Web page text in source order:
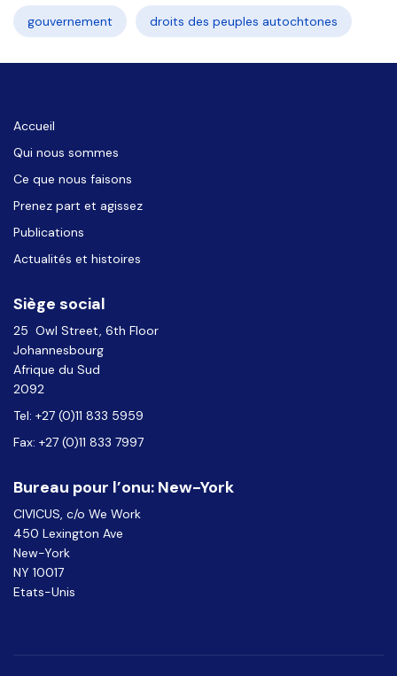
gouvernement droits des peuples autochtones
Accueil
Qui nous sommes
Ce que nous faisons
Prenez part et agissez
Publications
Actualités et histoires
Siège social
25 Owl Street, 6th Floor
Johannesbourg
Afrique du Sud
2092
Tel: +27 (0)11 833 5959
Fax: +27 (0)11 833 7997
Bureau pour l’onu: New-York
CIVICUS, c/o We Work
450 Lexington Ave
New-York
NY 10017
Etats-Unis